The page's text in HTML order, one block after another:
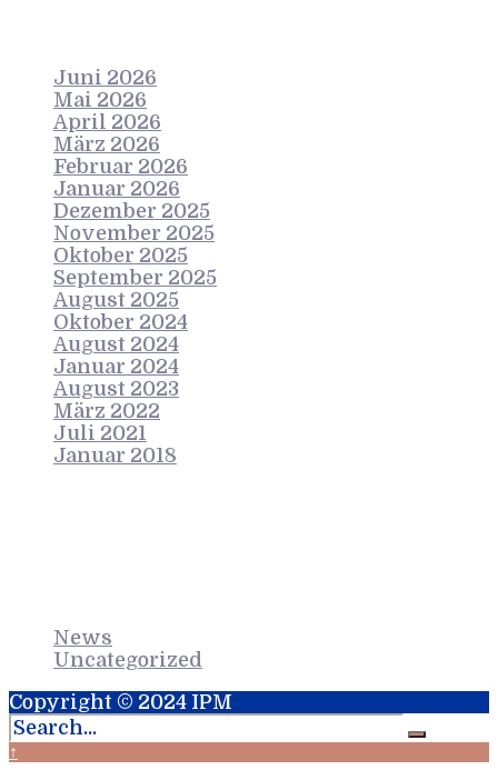
Juni 2026
Mai 2026
April 2026
März 2026
Februar 2026
Januar 2026
Dezember 2025
November 2025
Oktober 2025
September 2025
August 2025
Oktober 2024
August 2024
Januar 2024
August 2023
März 2022
Juli 2021
Januar 2018
News
Uncategorized
Copyright © 2024 IPM
↑